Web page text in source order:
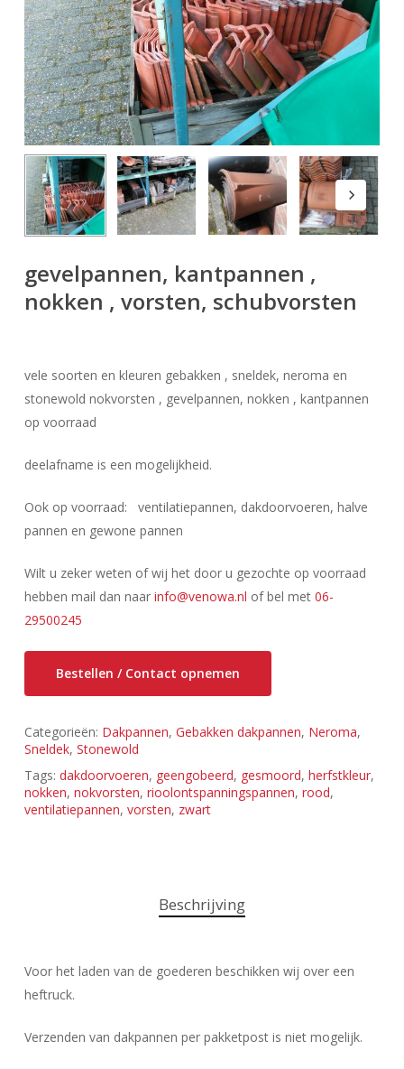
gevelpannen, kantpannen ,
nokken , vorsten, schubvorsten
vele soorten en kleuren gebakken , sneldek, neroma en
stonewold nokvorsten , gevelpannen, nokken , kantpannen
op voorraad
deelafname is een mogelijkheid.
Ook op voorraad: ventilatiepannen, dakdoorvoeren, halve
pannen en gewone pannen
Wilt u zeker weten of wij het door u gezochte op voorraad
hebben mail dan naar info@venowa.nl of bel met 06-
29500245
Bestellen / Contact opnemen
Categorieën: Dakpannen, Gebakken dakpannen, Neroma,
Sneldek, Stonewold
Tags: dakdoorvoeren, geengobeerd, gesmoord, herfstkleur,
nokken, nokvorsten, rioolontspanningspannen, rood,
ventilatiepannen, vorsten, zwart
Beschrijving
Voor het laden van de goederen beschikken wij over een
heftruck.
Verzenden van dakpannen per pakketpost is niet mogelijk.